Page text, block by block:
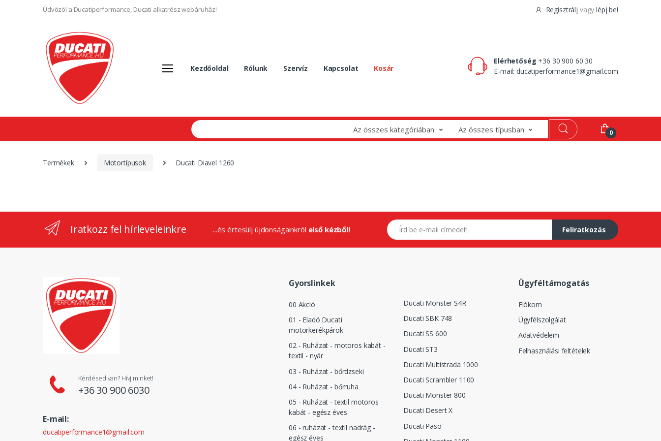
Üdvözöl a Ducatiperformance, Ducati alkatrész webáruház! Regisztrálj vagy lépj be!
Kezdőoldal Rólunk Szervíz Kapcsolat Kosár
Elérhetőség +36 30 900 60 30
E-mail:ducatiperformance1@gmail.com
Search
Az összes kategóriában Az összes típusban 0
Termékek Motortípusok Ducati Diavel 1260
Iratkozz fel hírleveleinkre ...és értesülj újdonságainkról első kézből!
E-mail címed
Feliratkozás
Kérdésed van? Hívj minket!
+36 30 900 6030
E-mail:
ducatiperformance1@gmail.com
Gyorslinkek
00 Akció
01 - Eladó Ducati
motorkerékpárok
02 - Ruházat - motoros kabát -
textil - nyár
03 - Ruházat - bőrdzseki
04 - Ruházat - bőrruha
05 - Ruházat - textil motoros
kabát - egész éves
06 - ruházat - textil nadrág -
egész éves
Ducati Monster S4R
Ducati SBK 748
Ducati SS 600
Ducati ST3
Ducati Multistrada 1000
Ducati Scrambler 1100
Ducati Monster 800
Ducati Desert X
Ducati Paso
Ügyféltámogatás
Fiókom
Ügyfélszolgálat
Adatvédelem
Felhasználási feltételek